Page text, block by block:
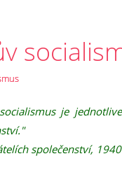
je
společenství,